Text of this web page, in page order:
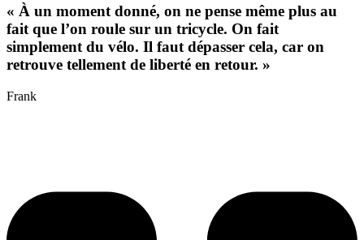
« À un moment donné, on ne pense même plus au
fait que l’on roule sur un tricycle. On fait
simplement du vélo. Il faut dépasser cela, car on
retrouve tellement de liberté en retour. »
Frank